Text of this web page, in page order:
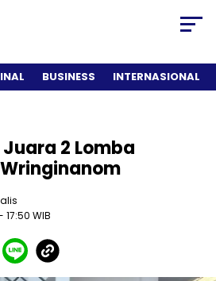
BUSINESS INTERNASIONAL
2 Lomba
17:50 WIB